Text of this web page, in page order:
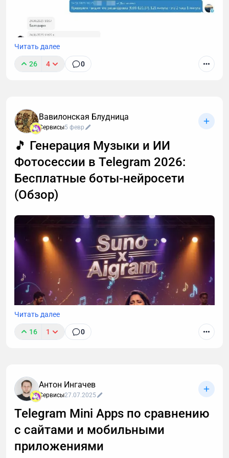
Мне в поддержку недавно написали, что я
обсчитался и вместо 2 часов расшифровал только
120 минут. Причем уже не первая такая претензия.
Я решил разобраться, откуда ноги растут 🦶
Читать далее
26 4 0
Вавилонская Блудница
Сервисы5 февр
🎵 Генерация Музыки и ИИ
Фотосессии в Telegram 2026:
Бесплатные боты-нейросети
(Обзор)
🎵🖼️ ИИ для Творчества в Telegram 2026: Генерация
Фото и Музыки Бесплатно | ТОП-3 Бота Всё о
лучших нейросетях (Nana Banana, Suno, GPT-5) в
Читать далее
16 1 0
Антон Ингачев
Сервисы27.07.2025
Telegram Mini Apps по сравнению
с сайтами и мобильными
приложениями